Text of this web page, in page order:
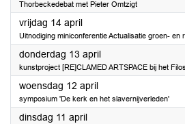
Thorbeckedebat met Pieter Omtzigt
vrijdag 14 april2023
Uitnodiging miniconferentie Actualisatie groen- en
donderdag 13 april2023
kunstproject [RE]CLAMED ARTSPACE bij het
woensdag 12 april2023
symposium 'De kerk en het slavernijverleden'
dinsdag 11 april2023